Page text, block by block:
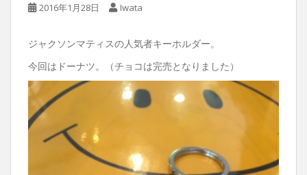
2016年1月28日 Iwata
ジャクソンマティスの人気者キーホルダー。
今回はドーナツ。（チョコは完売となりました）